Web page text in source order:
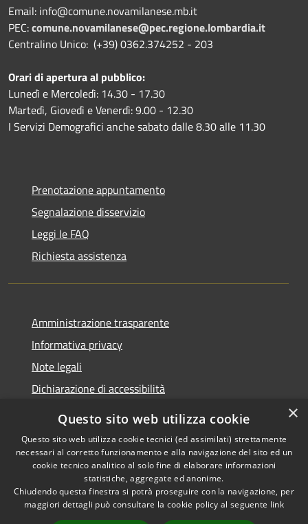
Email: info@comune.novamilanese.mb.it
PEC:comune.novamilanese@pec.regione.lombardia.it
Centralino Unico: (+39) 0362.374252 - 203
Orari di apertura al pubblico:
Lunedì e Mercoledì: 14.30 - 17.30
Martedì, Giovedì e Venerdì: 9.00 - 12.30
I Servizi Demografici anche sabato dalle 8.30 alle 11.30
Prenotazione appuntamento
Segnalazione disservizio
Leggi le FAQ
Richiesta assistenza
Amministrazione trasparente
Informativa privacy
Note legali
Dichiarazione di accessibilità
RSS
Privacy
Cookie
Copyright © 2026 • Comune di
Nova Milanese • Powered by
Municipium•Accesso
redazione
×
Questo sito web utilizza cookie
Questo sito web utilizza cookie tecnici (ed assimilati) strettamente
necessari al corretto funzionamento e alla navigazione del sito ed un
cookie tecnico analitico al solo fine di elaborare informazioni
statistiche, aggregate ed anonime.
Chiudendo questa finestra si potrà proseguire con la navigazione, per
maggiori dettagli può consultare la cookie policy al seguente link